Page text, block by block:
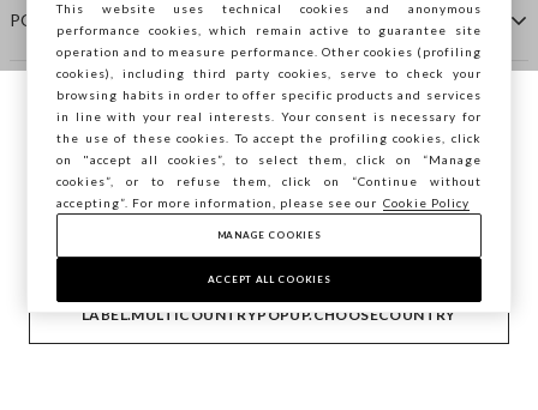
POMOC
FIRMA
KONTAKTY
Copyright © Ovs S.p.A. P.Iva 04240010274 - Cap. Soc.
290.923.470 -2.4.0
Przeglądasz STEFANEL Italia, chcesz
zapisać swoją lokalizację?
POTWIERDŹ
LABEL.MULTICOUNTRYPOPUP.CHOOSECOUNTRY
footer.item.country Polska
This website uses technical cookies and anonymous
performance cookies, which remain active to guarantee site
operation and to measure performance. Other cookies (profiling
cookies), including third party cookies, serve to check your
browsing habits in order to offer specific products and services
in line with your real interests. Your consent is necessary for
the use of these cookies. To accept the profiling cookies, click
on "accept all cookies”, to select them, click on “Manage
cookies”, or to refuse them, click on “Continue without
accepting”. For more information, please see our Cookie Policy
MANAGE COOKIES
ACCEPT ALL COOKIES